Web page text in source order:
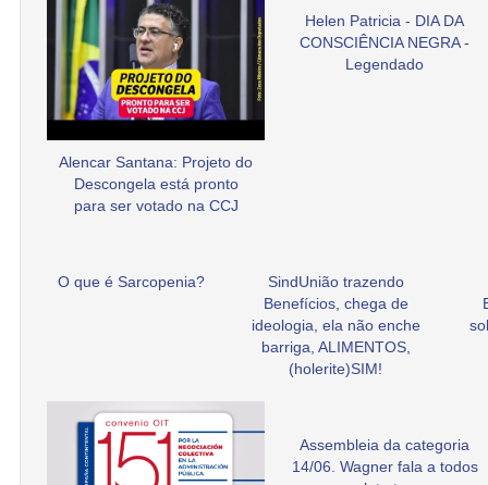
Alencar Santana: Projeto do
Descongela está pronto
para ser votado na CCJ
Helen Patricia - DIA DA
CONSCIÊNCIA NEGRA -
Legendado
O que é Sarcopenia?
SindUnião trazendo
Benefícios, chega de
ideologia, ela não enche
barriga, ALIMENTOS,
(holerite)SIM!
Assembleia da categoria
14/06. Wagner fala a todos